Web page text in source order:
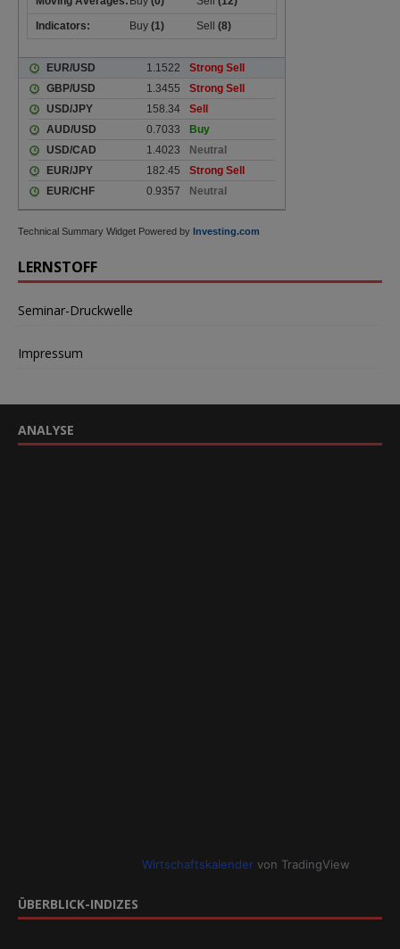
Technical Summary Widget Powered by Investing.com
LERNSTOFF
Seminar-Druckwelle
Impressum
ANALYSE
Wirtschaftskalendervon TradingView
ÜBERBLICK-INDIZES